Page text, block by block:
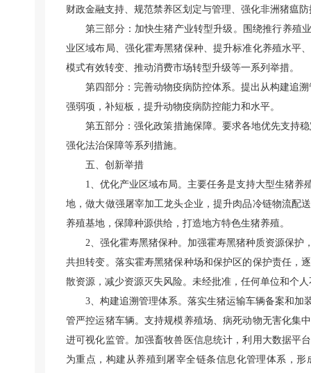
财政金融支持、规范禁养区划定与管理、强化非洲猪瘟
第三部分：加快生猪产业转型升级。围绕推行养殖
业区域布局、强化霍寿黑猪保种、提升标准化养殖水平
模式有效转变、推动消费市场转型升级等一系列举措。
第四部分：完善动物疫病防控体系。提出从构建追
强弱项，补短板，提升动物疫病防控能力和水平。
第五部分：强化政策措施保障。要求各地优先支持
强化法治保障等系列措施。
五、创新举措
1、优化产业区域布局。主要任务是支持大型生猪
地，做大做强屠宰加工龙头企业，提升肉品冷链物流配
养殖基地，保障种源供给，打造地方特色生猪养殖。
2、强化霍寿黑猪保种。加强霍寿黑猪种质资源保
共担转变。落实霍寿黑猪保种场和保护区的保护责任，
散资源，减少资源灭失风险。未经批准，任何单位和个
3、构建追溯管理体系。落实生猪运输车辆备案和
管严控运猪车辆。支持规模养殖场、病死动物无害化集
进可视化监管。加强畜牧兽医信息统计，利用大数据平
为重点，构建从养殖到屠宰全链条信息化管理体系，